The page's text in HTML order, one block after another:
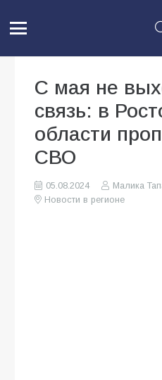
С мая не
связь: в
области
СВО
05.08.2024
Малика
Новости в регионе